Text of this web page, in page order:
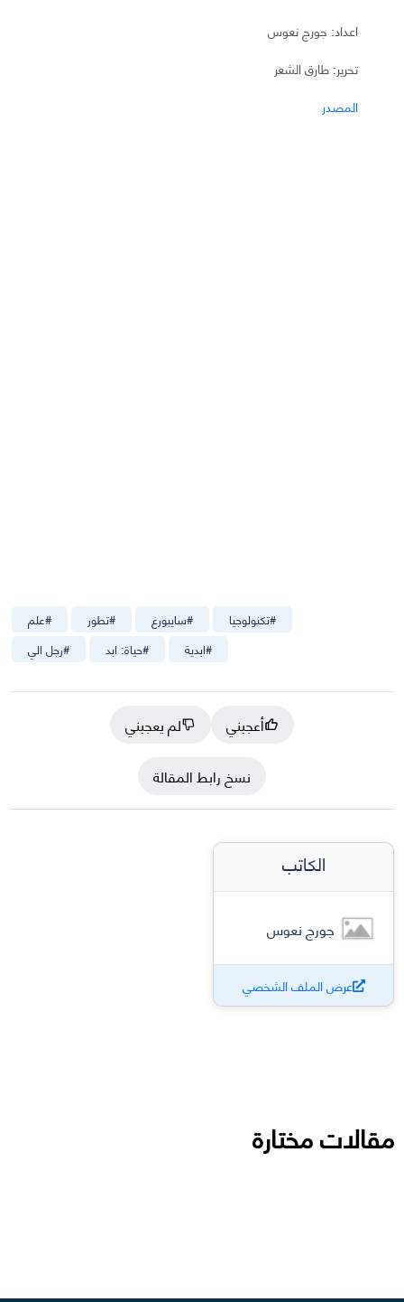
اعداد: جورج نعوس
تحرير: طارق الشعر
المصدر
#علم #تطور #سايبورغ #تكنولوجيا
#رجل الي #حياة: ابد #ابدية
أعجبني
لم يعجبني
نسخ رابط المقالة
الكاتب
جورج نعوس
عرض الملف الشخصي
مقالات مختارة